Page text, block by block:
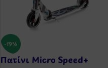
-19%
Πατίνι Micro Speed+